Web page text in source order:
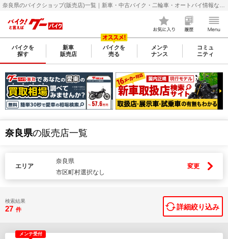
バイクを
探す
新車
販売店
バイクを
売る
メンテ
ナンス
コミュ
ニティ
奈良県の販売店一覧
エリア
奈良県
市区町村選択なし
変更
検索結果
27 件 詳細絞り込み
メンテ受付